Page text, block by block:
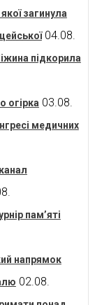
загинула
04.08.
підкорила
огірка 03.08.
медичних
пам’яті
напрямок
02.08.